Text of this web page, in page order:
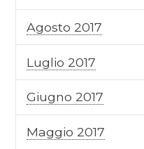
Agosto 2017
Luglio 2017
Giugno 2017
Maggio 2017